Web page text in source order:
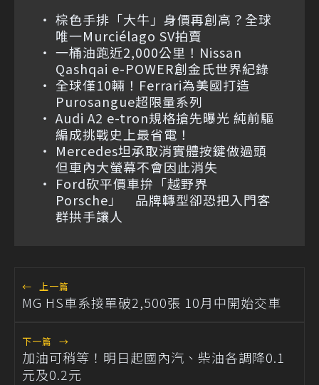
棕色手排「大牛」身價再創高？全球
唯一Murciélago SV拍賣
一桶油跑近2,000公里！Nissan
Qashqai e-POWER創金氏世界紀錄
全球僅10輛！Ferrari為美國打造
Purosangue超限量系列
Audi A2 e-tron規格搶先曝光 純前驅
編成挑戰史上最省電！
Mercedes坦承取消實體按鍵做過頭
但車內大螢幕不會因此消失
Ford砍平價車拚「越野界
Porsche」 品牌轉型卻恐把入門客
群拱手讓人
← 上一篇
MG HS車系接單破2,500張 10月中開始交車
下一篇 →
加油可稍等！明日起國內汽、柴油各調降0.1
元及0.2元